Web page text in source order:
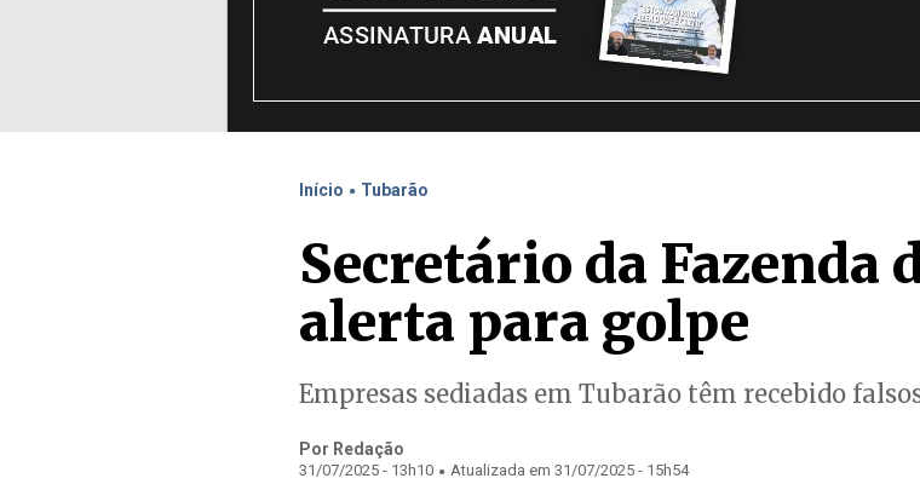
Início . Tubarão
Secretário da Fazenda
alerta para golpe
Empresas sediadas em Tubarão têm recebido
Por Redação
31/07/2025 - 13h10 . Atualizada em 31/07/2025 - 15h54